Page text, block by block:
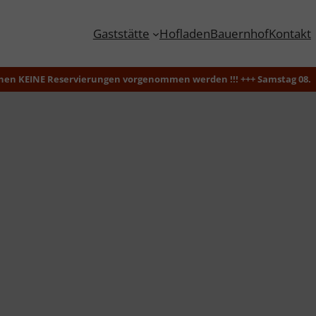
Gaststätte HofladenBauernhofKontakt
Reservierungen vorgenommen werden !!! +++ Samstag